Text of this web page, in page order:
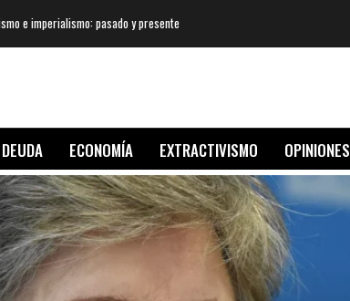
e imperialismo: pasado y presente
DEUDA ECONOMÍA EXTRACTIVISMO OPINIONES